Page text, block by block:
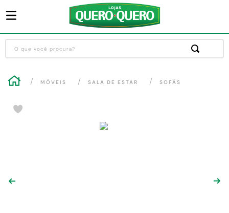
O que você procura?
MÓVEIS SALA DE ESTAR SOFÁS
1º
guarda roupa
º cozinha completa
6